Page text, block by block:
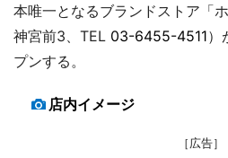
本唯一となるブランドストア「
神宮前3、TEL 03-6455-4511）
プンする。
店内イメージ
［広告］